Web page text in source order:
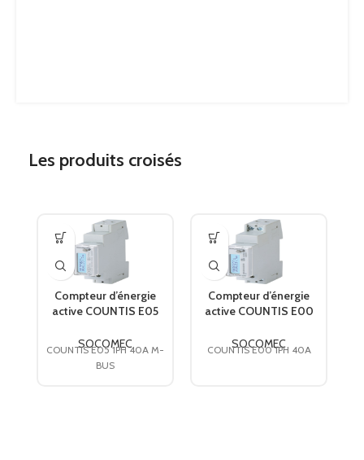
Les produits croisés
Compteur d’énergie
active COUNTIS E05
M-BUS 48503041
SOCOMEC
SOCOMEC
COUNTIS E05 1PH 40A M-
BUS
Compteur d’énergie
active COUNTIS E00
d’impulsions
48503058 SOCOMEC
SOCOMEC
COUNTIS E00 1PH 40A